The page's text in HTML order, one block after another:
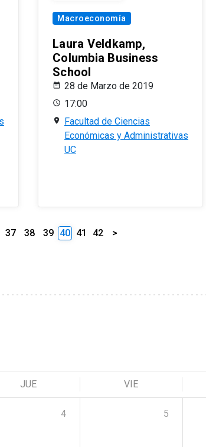
Macroeconomía
Laura Veldkamp,
Columbia Business
School
28 de Marzo de 2019
17:00
Facultad de Ciencias
Económicas y Administrativas
UC
37 38 39 40 41 42 >
JUE VIE
4 5